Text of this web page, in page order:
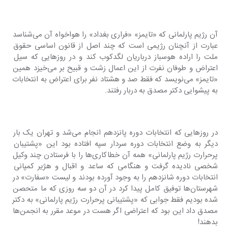
آن رژیم پارلمانی که «تایمز» «فراری بغداد» را هواخواه آن می‌شناسد
عبارت از آنچنان رژیمی است که چند اصل از قانون اساسی حقوق
ملت را اراده هوسباز درباریان لگدکوب کند و در روزهایی که سیل
اعتراض و طوفان نفرت از این اعمال زشت و قبیح بر می‌خیزد همین
«تایمز» می‌نویسد که فقط صد و هشتاد نفر برای اعتراض به انتخابات
به پیشوایی دکتر مصدق به دربار رفتند.
در روزهایی که انتخابات دوره پانزدهم انجام می‌شد و تهران یک بار
دیگر به وضع انتخابات دوره سردار سپه افتاده بود این «پشتیبان
پرحرارت رژیم پارلمانی» همه آن خطاکاری‌ها را با فرستادن چند وکیل
شخصی نادیده گرفت و هنگامی که ساعد و اقبال و هژیر کمپانی
انتخابات دوره شانزدهم را به وجود آورده بودند و لیست «سفارت» در
شهرستان‌ها توفیق کامل پیدا کرد در آن دو سه روزی که ما متحصن
شده بودیم فقط جوابی که «پشتیبانی پرحرارت رژیم پارلمانی» به دکتر
مصدق داد این بود که اعتراضی اگر هست در موعد مقرر به انجمن‌ها
بدهند!